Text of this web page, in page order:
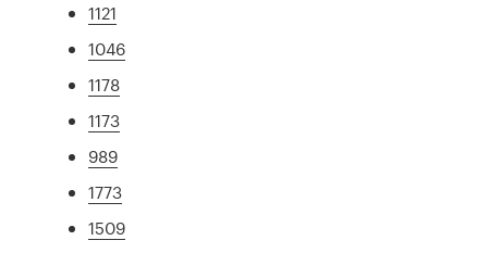
1121
1046
1178
1173
989
1773
1509